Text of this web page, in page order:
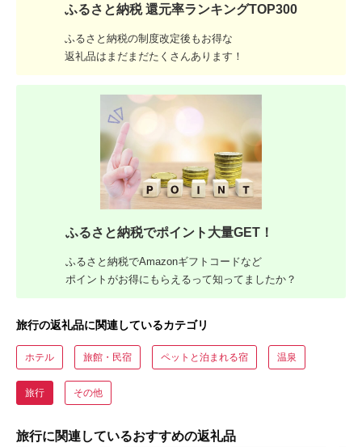
ふるさと納税 還元率ランキングTOP300
ふるさと納税の制度改定後もお得な
返礼品はまだまだたくさんあります！
ふるさと納税でポイント大量GET！
ふるさと納税でAmazonギフトコードなど
ポイントがお得にもらえるって知ってましたか？
旅行の返礼品に関連しているカテゴリ
ホテル 旅館・民宿 ペットと泊まれる宿 温泉
旅行 その他
旅行に関連しているおすすめの返礼品